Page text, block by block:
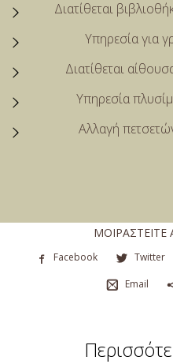
Διατίθεται
Υπηρεσία για
Διατίθεται
Υπηρεσία
Αλλαγή
ΜΟΙΡΑΣΤΕΊΤΕ
Facebook Twitter
Email